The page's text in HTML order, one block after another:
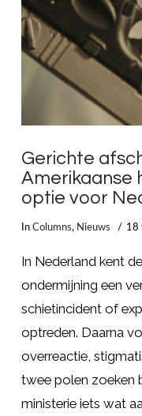
Gerichte
Amerikaanse
optie voor
In Columns, Nieuws 18
In Nederland kent
ondermijning een
schietincident of
optreden. Daarna
overreactie,
twee polen zoeken
ministerie iets wat